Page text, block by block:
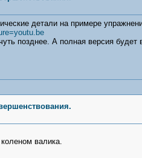
детали на примере
позднее. А полная версия будет
валика.